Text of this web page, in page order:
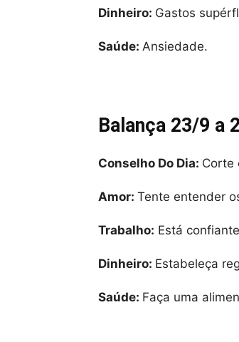
Dinheiro: Gastos
Saúde: Ansiedade.
Balança 23/9 a
Conselho Do Dia: Corte
Amor: Tente entender
Trabalho: Está
Dinheiro: Estabeleça
Saúde: Faça uma